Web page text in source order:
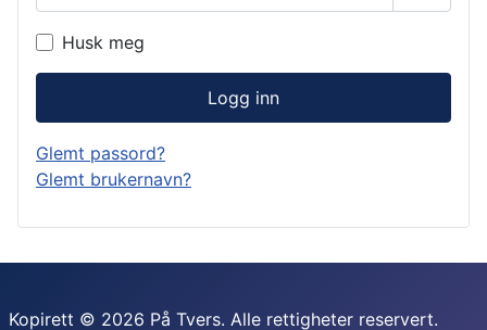
Vis
Husk meg
Logg inn
Glemt passord?
Glemt brukernavn?
Kopirett © 2026 På Tvers. Alle rettigheter reservert.